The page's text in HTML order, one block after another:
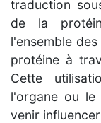
traduction
de la
l'ensemble
protéine à
Cette
l'organe ou le
venir